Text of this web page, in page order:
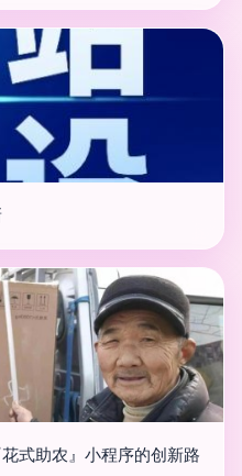
式助农』小程序的创新路